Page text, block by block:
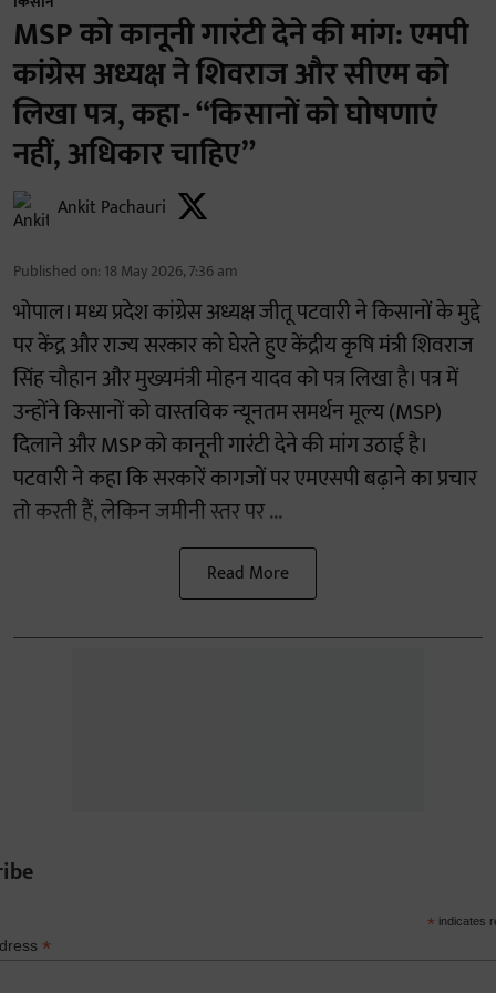
MSP को कानूनी गारंटी देने की मांग: एमपी
कांग्रेस अध्यक्ष ने शिवराज और सीएम को
लिखा पत्र, कहा- “किसानों को घोषणाएं
नहीं, अधिकार चाहिए”
Ankit Pachauri
Published on: 18 May 2026, 7:36 am
भोपाल। मध्य प्रदेश कांग्रेस अध्यक्ष जीतू पटवारी ने किसानों के मुद्दे
पर केंद्र और राज्य सरकार को घेरते हुए केंद्रीय कृषि मंत्री शिवराज
सिंह चौहान और मुख्यमंत्री मोहन यादव को पत्र लिखा है। पत्र में
उन्होंने किसानों को वास्तविक न्यूनतम समर्थन मूल्य (MSP)
दिलाने और MSP को कानूनी गारंटी देने की मांग उठाई है।
पटवारी ने कहा कि सरकारें कागजों पर एमएसपी बढ़ाने का प्रचार
तो करती हैं, लेकिन जमीनी स्तर पर ...
Read More
* indicates
*